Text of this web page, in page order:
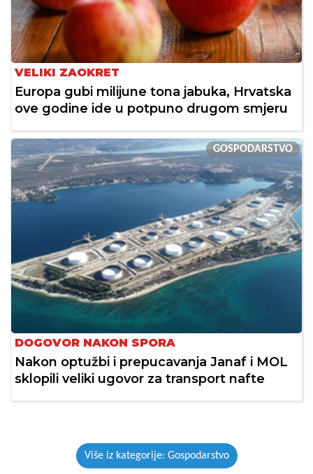
VELIKI ZAOKRET
Europa gubi milijune tona jabuka, Hrvatska
ove godine ide u potpuno drugom smjeru
GOSPODARSTVO
DOGOVOR NAKON SPORA
Nakon optužbi i prepucavanja Janaf i MOL
sklopili veliki ugovor za transport nafte
Više iz kategorije: Gospodarstvo